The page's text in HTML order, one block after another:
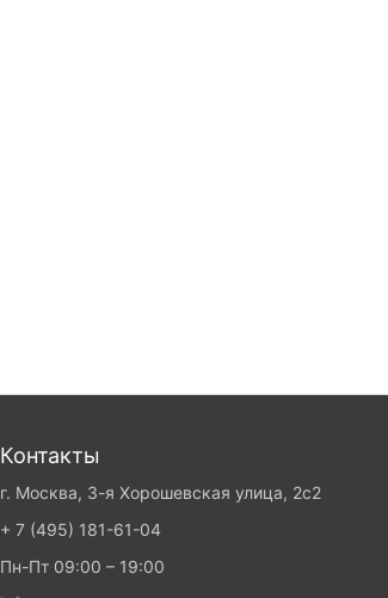
Контакты
г. Москва, 3-я Хорошевская улица, 2с2
+ 7 (495) 181-61-04
Пн-Пт 09:00 – 19:00